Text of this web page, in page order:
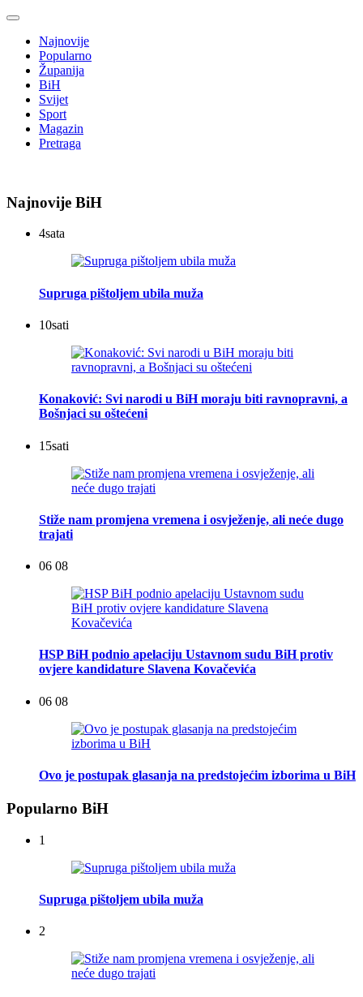
Najnovije
Popularno
Županija
BiH
Svijet
Sport
Magazin
Pretraga
Najnovije BiH
4sata
Supruga pištoljem ubila muža
10sati
Konaković: Svi narodi u BiH moraju biti ravnopravni, a
Bošnjaci su oštećeni
15sati
Stiže nam promjena vremena i osvježenje, ali neće dugo
trajati
06 08
HSP BiH podnio apelaciju Ustavnom sudu BiH protiv
ovjere kandidature Slavena Kovačevića
06 08
Ovo je postupak glasanja na predstojećim izborima u BiH
Popularno BiH
1
Supruga pištoljem ubila muža
2